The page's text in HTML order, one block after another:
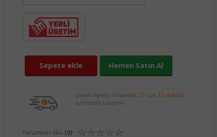
Sepete ekle Hemen Satın Al
Şimdi sipariş verirseniz 28 saat 15 dakika
içerisinde kargoda.
Yorumları oku (0)